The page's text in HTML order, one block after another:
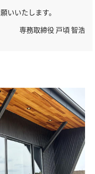
いいたします。
専務取締役 戸頃 智浩